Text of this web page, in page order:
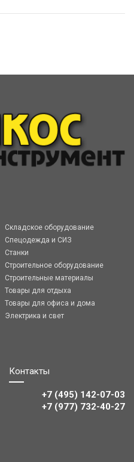
Складское оборудование
Спецодежда и СИЗ
Станки
Строительное оборудование
Строительные материалы
Товары для отдыха
Товары для офиса и дома
Электрика и свет
Контакты
+7 (495) 142-07-03
‎‎+7 (977) 732-40-27